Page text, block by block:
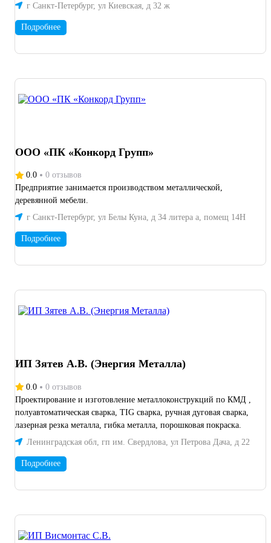
г Санкт-Петербург, ул Киевская, д 32 ж
Подробнее
ООО «ПК «Конкорд Групп»
0.0
0 отзывов
Предприятие занимается производством металлической,
деревянной мебели.
г Санкт-Петербург, ул Белы Куна, д 34 литера а, помещ 14Н
Подробнее
ИП Зятев А.В. (Энергия Металла)
0.0
0 отзывов
Проектирование и изготовление металлоконструкций по КМД ,
полуавтоматическая сварка, TIG сварка, ручная дуговая сварка,
лазерная резка металла, гибка металла, порошковая покраска.
Ленинградская обл, гп им. Свердлова, ул Петрова Дача, д 22
Подробнее